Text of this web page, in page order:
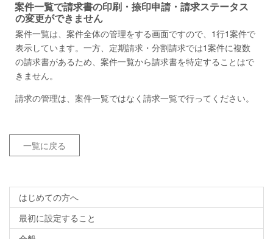
案件一覧で請求書の印刷・捺印申請・請求ステータス
の変更ができません
案件一覧は、案件全体の管理をする画面ですので、1行1案件で
表示しています。一方、定期請求・分割請求では1案件に複数
の請求書があるため、案件一覧から請求書を特定することはで
きません。
請求の管理は、案件一覧ではなく請求一覧で行ってください。
一覧に戻る
はじめての方へ
最初に設定すること